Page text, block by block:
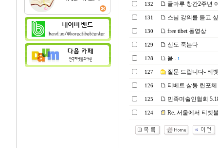
132 글마루 창간2주년
131 스님 강의를 듣고
130 free tibet 동영상
129 신도 죽는다
128 음.. 1
127 질문 드립니다- 티
126 티베트 삼동 린포
125 민족미술인협회
124 Re..서울에서 티벳